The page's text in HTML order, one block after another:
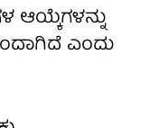
ಆಯ್ಕೆಗಳನ್ನು
ಎಂದು